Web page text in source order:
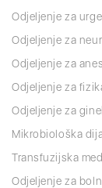
Odjeljenje za
Odjeljenje za
Odjeljenje za
Odjeljenje za
Odjeljenje za
Mikrobiološka
Transfuzijska
Odjeljenje za